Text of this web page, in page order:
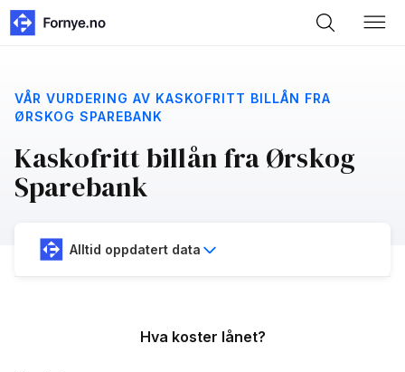
VÅR VURDERING AV KASKOFRITT BILLÅN FRA
ØRSKOG SPAREBANK
Kaskofritt billån fra Ørskog
Sparebank
Alltid oppdatert data
Hva koster lånet?